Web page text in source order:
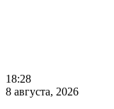
18:28
8 августа, 2026